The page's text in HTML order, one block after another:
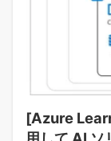
[Azure